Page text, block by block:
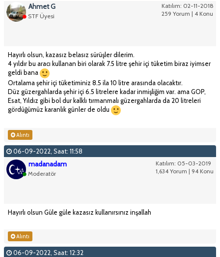
Katılım: 02-11-2018
259 Yorum | 4 Konu
Ahmet G
STF Üyesi
Hayırlı olsun, kazasız belasız sürüşler dilerim.
4 yıldır bu aracı kullanan biri olarak 7.5 litre şehir içi tüketim biraz iyimser
geldi bana
Ortalama şehir içi tüketiminiz 8.5 ila 10 litre arasında olacaktır.
Düz güzergahlarda şehir içi 6.5 litrelere kadar inmişliğim var. ama GOP,
Esat, Yıldız gibi bol dur kalklı tırmanmalı güzergahlarda da 20 litreleri
gördüğümüz karanlık günler de oldu
Alıntı
06-09-2022, Saat: 11:58
Katılım: 05-03-2019
1,634 Yorum | 94 Konu
madanadam
Moderatör
Hayırlı olsun Güle güle kazasız kullanırsınız inşallah
Alıntı
06-09-2022, Saat: 12:32